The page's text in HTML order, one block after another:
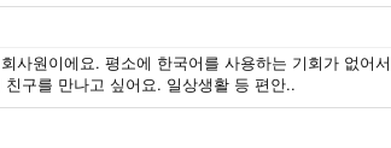
사원이에요. 평소에 한국어를 사용하는 기회가 없어서
구를 만나고 싶어요. 일상생활 등 편안..